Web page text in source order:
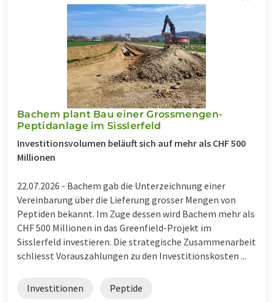
Bachem plant Bau einer Grossmengen-
Peptidanlage im Sisslerfeld
Investitionsvolumen beläuft sich auf mehr als CHF 500
Millionen
22.07.2026 - Bachem gab die Unterzeichnung einer
Vereinbarung über die Lieferung grosser Mengen von
Peptiden bekannt. Im Zuge dessen wird Bachem mehr als
CHF 500 Millionen in das Greenfield-Projekt im
Sisslerfeld investieren. Die strategische Zusammenarbeit
schliesst Vorauszahlungen zu den Investitionskosten ...
Investitionen Peptide